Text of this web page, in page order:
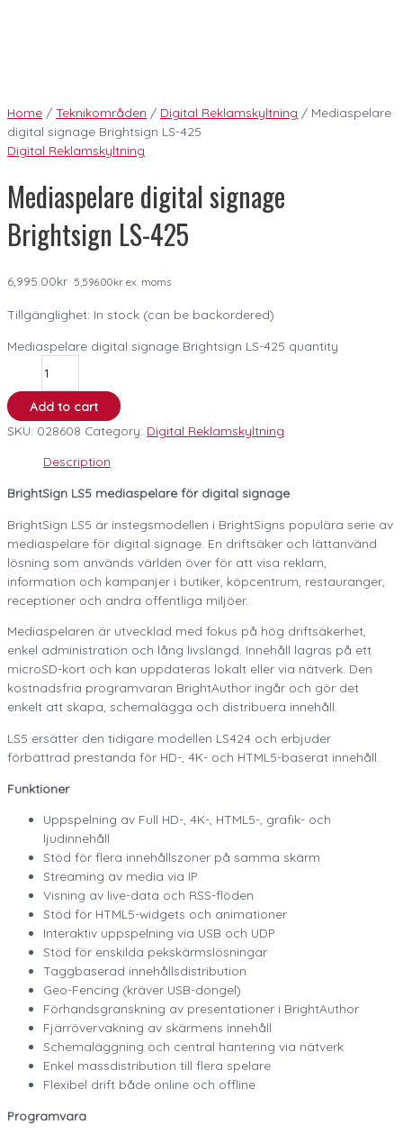
Home / Teknikområden / Digital Reklamskyltning / Mediaspelare
digital signage Brightsign LS-425
Digital Reklamskyltning
Mediaspelare digital signage
Brightsign LS-425
6,995.00kr 5,596.00kr ex. moms
Tillgänglighet: In stock (can be backordered)
Mediaspelare digital signage Brightsign LS-425 quantity
Add to cart
SKU: 028608 Category: Digital Reklamskyltning
Description
BrightSign LS5 mediaspelare för digital signage
BrightSign LS5 är instegsmodellen i BrightSigns populära serie av
mediaspelare för digital signage. En driftsäker och lättanvänd
lösning som används världen över för att visa reklam,
information och kampanjer i butiker, köpcentrum, restauranger,
receptioner och andra offentliga miljöer.
Mediaspelaren är utvecklad med fokus på hög driftsäkerhet,
enkel administration och lång livslängd. Innehåll lagras på ett
microSD-kort och kan uppdateras lokalt eller via nätverk. Den
kostnadsfria programvaran BrightAuthor ingår och gör det
enkelt att skapa, schemalägga och distribuera innehåll.
LS5 ersätter den tidigare modellen LS424 och erbjuder
förbättrad prestanda för HD-, 4K- och HTML5-baserat innehåll.
Funktioner
Uppspelning av Full HD-, 4K-, HTML5-, grafik- och
ljudinnehåll
Stöd för flera innehållszoner på samma skärm
Streaming av media via IP
Visning av live-data och RSS-flöden
Stöd för HTML5-widgets och animationer
Interaktiv uppspelning via USB och UDP
Stöd för enskilda pekskärmslösningar
Taggbaserad innehållsdistribution
Geo-Fencing (kräver USB-dongel)
Förhandsgranskning av presentationer i BrightAuthor
Fjärrövervakning av skärmens innehåll
Schemaläggning och central hantering via nätverk
Enkel massdistribution till flera spelare
Flexibel drift både online och offline
Programvara